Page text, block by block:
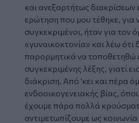
και ανεξαρτήτως διακρίσεων
ερώτηση που μου τέθηκε, για
συγκεκριμένοι, ήταν για τον
«γυναικοκτονία» και λέω
παρορμητικά να τοποθετηθώ
συγκεκριμένης λέξης, γιατί
διάκριση. Από ‘κει και πέρα
ενδοοικογενειακής βίας,
έχουμε πάρα πολλά
αντιμετωπίζουμε ως